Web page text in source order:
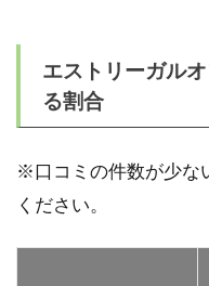
エストリーガル
る割合
※口コミの件数が少な
ください。